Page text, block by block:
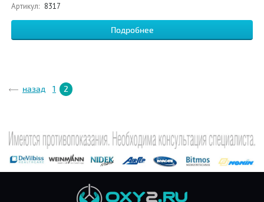
Артикул: 8317
Подробнее
назад 1 2